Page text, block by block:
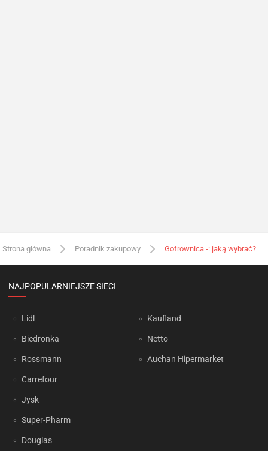
Strona główna Poradnik zakupowy Gofrownica -: jaką wybrać?
NAJPOPULARNIEJSZE SIECI
Lidl
Biedronka
Rossmann
Carrefour
Jysk
Super-Pharm
Douglas
Kaufland
Netto
Auchan Hipermarket